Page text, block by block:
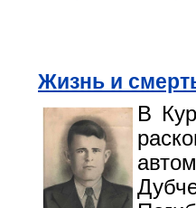
Жизнь и
В